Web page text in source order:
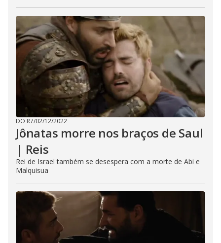
DO R7/02/12/2022
Jônatas morre nos braços de Saul
| Reis
Rei de Israel também se desespera com a morte de Abi e
Malquisua